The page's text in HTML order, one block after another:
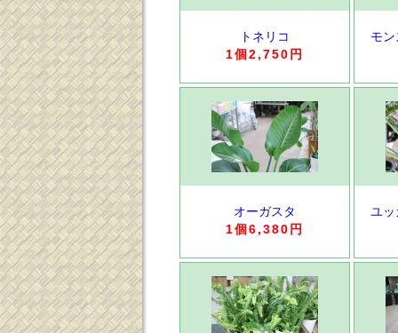
トネリコ
1個2,750円
モ
オーガスタ
1個6,380円
ユッ